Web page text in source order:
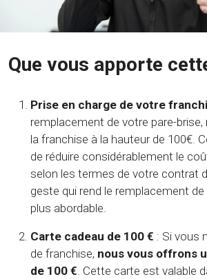
Que vous apporte
Prise en charge de votre
remplacement de votre pare-
la franchise à la hauteur de 100€.
de réduire considérablement le
selon les termes de votre contrat
geste qui rend le remplacement
plus abordable.
Carte cadeau de 100 € : Si vous
de franchise, nous vous offrons
de 100 €. Cette carte est valable